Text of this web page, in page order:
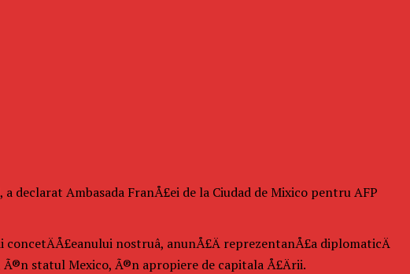
Ambasada FranÅ£ei de la Ciudad de Mixico pentru AFP
nostruâ, anunÅ£Ä reprezentanÅ£a diplomaticÄ
statul Mexico, Ã®n apropiere de capitala Å£Ärii.